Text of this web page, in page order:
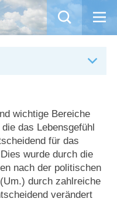
wichtige Bereiche
das Lebensgefühl
für das
wurde durch die
nach der politischen
durch zahlreiche
verändert